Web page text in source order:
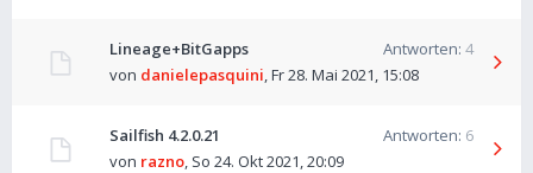
Lineage+BitGapps Antworten: 4
von danielepasquini,Fr 28. Mai 2021, 15:08
Sailfish 4.2.0.21 Antworten: 6
von razno, So 24. Okt 2021, 20:09